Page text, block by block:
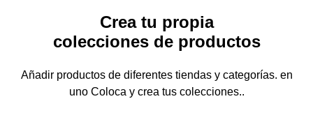
Crea tu propia
colecciones de productos
Añadir productos de diferentes tiendas y categorías. en
unoColoca y crea tus colecciones..